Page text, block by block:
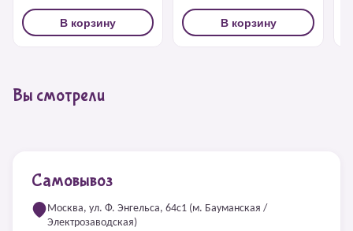
В корзину В корзину
Вы смотрели
Самовывоз
Москва, ул. Ф. Энгельса, 64с1 (м. Бауманская /
Электрозаводская)